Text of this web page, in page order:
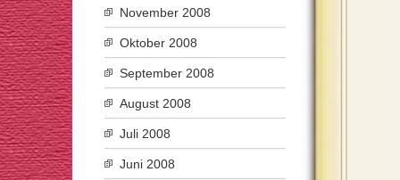
November 2008
Oktober 2008
September 2008
August 2008
Juli 2008
Juni 2008